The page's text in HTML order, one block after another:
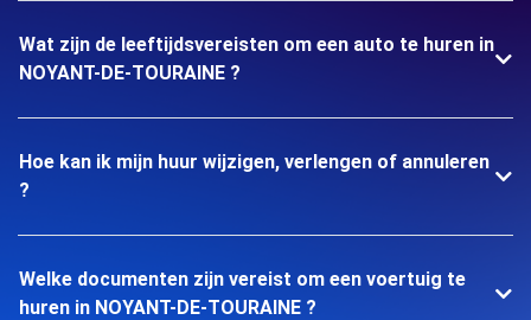
Wat zijn de leeftijdsvereisten om een auto te huren in
NOYANT-DE-TOURAINE ?
Hoe kan ik mijn huur wijzigen, verlengen of annuleren
?
Welke documenten zijn vereist om een voertuig te
huren in NOYANT-DE-TOURAINE ?